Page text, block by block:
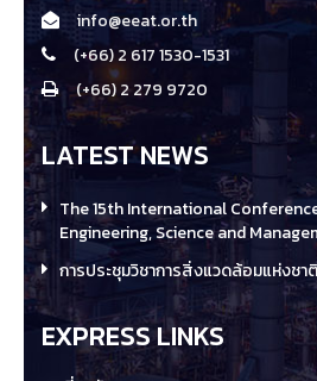
info@eeat.or.th
(+66) 2 617 1530-1531
(+66) 2 279 9720
LATEST NEWS
The 15th International
Engineering, Science and
การประชุมวิชาการสิ่งแวดล้อมแห่งชา
EXPRESS LINKS